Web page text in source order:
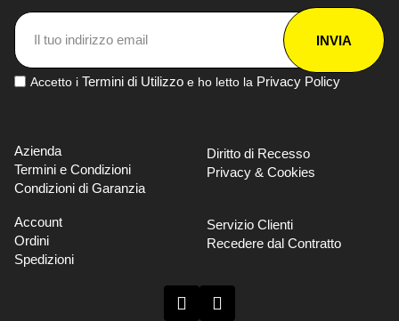
INVIA
Accetto i Termini di Utilizzo e ho letto la Privacy Policy
Azienda
Termini e Condizioni
Condizioni di Garanzia
Diritto di Recesso
Privacy & Cookies
Account
Ordini
Spedizioni
Servizio Clienti
Recedere dal Contratto